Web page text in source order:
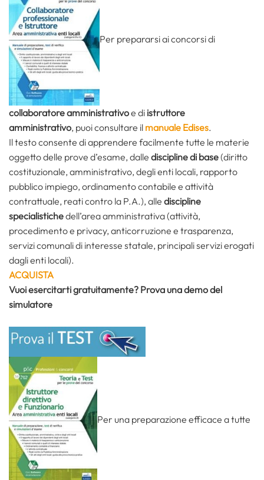
Per prepararsi ai concorsi di
collaboratore amministrativoe di istruttore
amministrativo, puoi consultare il manuale Edises.
Il testo consente di apprendere facilmente tutte le materie
oggetto delle prove d’esame, dalle discipline di base(diritto
costituzionale, amministrativo, degli enti locali, rapporto
pubblico impiego, ordinamento contabile e attività
contrattuale, reati contro la P.A.), alle discipline
specialistichedell’area amministrativa (attività,
procedimento e privacy, anticorruzione e trasparenza,
servizi comunali di interesse statale, principali servizi erogati
dagli enti locali).
ACQUISTA
Vuoi esercitarti gratuitamente? Prova una demo del
simulatore
Per una preparazione efficace a tutte